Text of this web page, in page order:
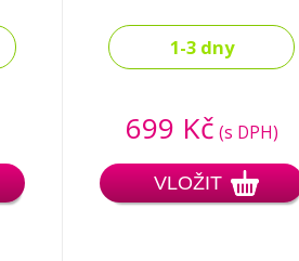
1-3 dny
699 Kč (s DPH)
VLOŽIT